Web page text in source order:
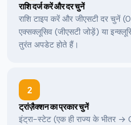
राशि दर्ज करें और दर चुनें
राशि टाइप करें और जीएसटी दर चुनें
एक्सक्लूसिव (जीएसटी जोड़ें) या
तुरंत अपडेट होते हैं।
2
ट्रांज़ैक्शन का प्रकार चुनें
इंट्रा-स्टेट (एक ही राज्य के भीतर